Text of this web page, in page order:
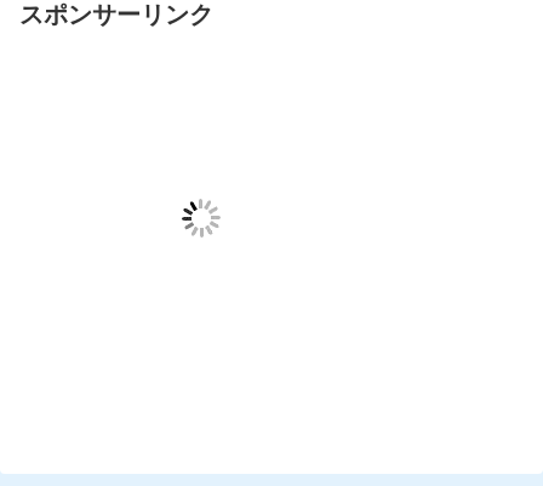
スポンサーリンク